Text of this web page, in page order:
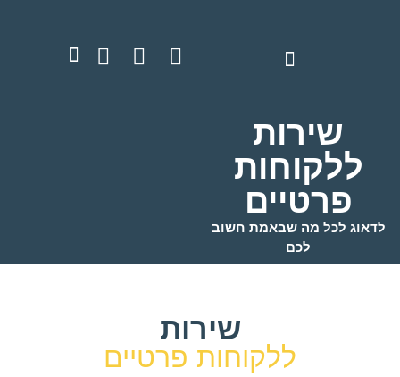
שירות
ללקוחות
פרטיים
לדאוג לכל מה שבאמת חשוב
לכם
שירות
ללקוחות פרטיים